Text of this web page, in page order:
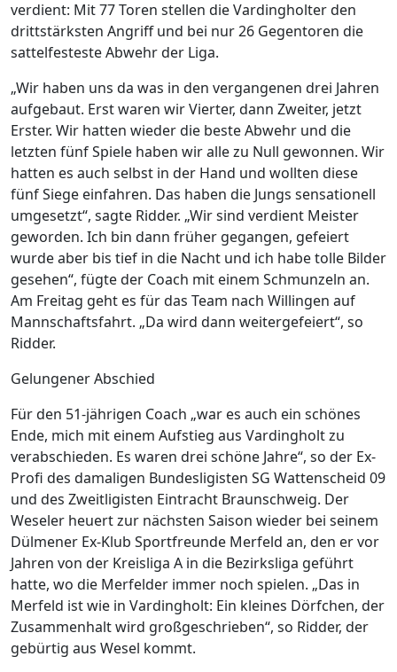
verdient: Mit 77 Toren stellen die Vardingholter den
drittstärksten Angriff und bei nur 26 Gegentoren die
sattelfesteste Abwehr der Liga.
„Wir haben uns da was in den vergangenen drei Jahren
aufgebaut. Erst waren wir Vierter, dann Zweiter, jetzt
Erster. Wir hatten wieder die beste Abwehr und die
letzten fünf Spiele haben wir alle zu Null gewonnen. Wir
hatten es auch selbst in der Hand und wollten diese
fünf Siege einfahren. Das haben die Jungs sensationell
umgesetzt“, sagte Ridder. „Wir sind verdient Meister
geworden. Ich bin dann früher gegangen, gefeiert
wurde aber bis tief in die Nacht und ich habe tolle Bilder
gesehen“, fügte der Coach mit einem Schmunzeln an.
Am Freitag geht es für das Team nach Willingen auf
Mannschaftsfahrt. „Da wird dann weitergefeiert“, so
Ridder.
Gelungener Abschied
Für den 51-jährigen Coach „war es auch ein schönes
Ende, mich mit einem Aufstieg aus Vardingholt zu
verabschieden. Es waren drei schöne Jahre“, so der Ex-
Profi des damaligen Bundesligisten SG Wattenscheid 09
und des Zweitligisten Eintracht Braunschweig. Der
Weseler heuert zur nächsten Saison wieder bei seinem
Dülmener Ex-Klub Sportfreunde Merfeld an, den er vor
Jahren von der Kreisliga A in die Bezirksliga geführt
hatte, wo die Merfelder immer noch spielen. „Das in
Merfeld ist wie in Vardingholt: Ein kleines Dörfchen, der
Zusammenhalt wird großgeschrieben“, so Ridder, der
gebürtig aus Wesel kommt.